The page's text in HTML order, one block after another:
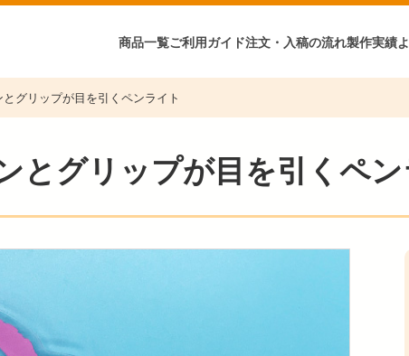
商品一覧ご利用ガイド注文・入稿の流れ製作実績
グリップが目を引くペンライト
とグリップが目を引くペン